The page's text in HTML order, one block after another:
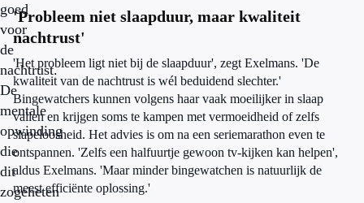
goed
voor
de
nachtrust.
De
mentale
opwinding
die
dit
zogeheten
'Probleem niet slaapduur, maar kwaliteit
nachtrust'
'Het probleem ligt niet bij de slaapduur', zegt Exelmans. 'De
kwaliteit van de nachtrust is wél beduidend slechter.'
Bingewatchers kunnen volgens haar vaak moeilijker in slaap
vallen en krijgen soms te kampen met vermoeidheid of zelfs
slapeloosheid. Het advies is om na een seriemarathon even te
ontspannen. 'Zelfs een halfuurtje gewoon tv-kijken kan helpen',
aldus Exelmans. 'Maar minder bingewatchen is natuurlijk de
meest efficiënte oplossing.'